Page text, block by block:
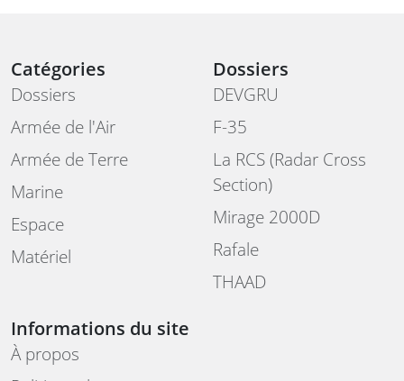
Catégories
Dossiers
Armée de l'Air
Armée de Terre
Marine
Espace
Matériel
Dossiers
DEVGRU
F-35
La RCS (Radar Cross
Section)
Mirage 2000D
Rafale
THAAD
Informations du site
À propos